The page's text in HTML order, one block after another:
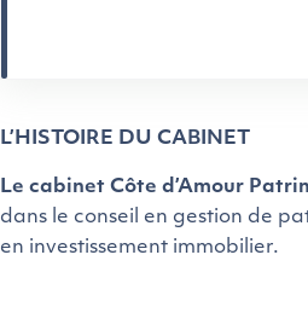
L’HISTOIRE DU CABINET
Le cabinet Côte d’Amour
dans le conseil en gestion de
en investissement immobilier.